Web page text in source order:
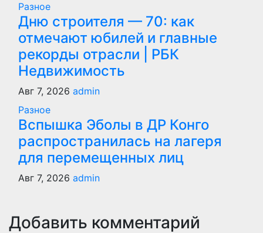
Разное
Дню строителя — 70: как
отмечают юбилей и главные
рекорды отрасли | РБК
Недвижимость
Авг 7, 2026 admin
Разное
Вспышка Эболы в ДР Конго
распространилась на лагеря
для перемещенных лиц
Авг 7, 2026 admin
Добавить комментарий